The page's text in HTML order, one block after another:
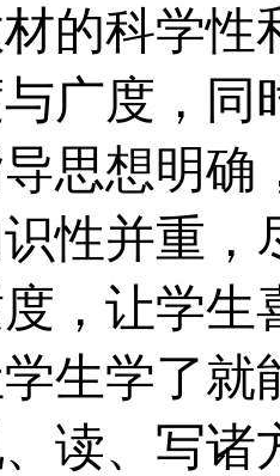
的科学性
广度，同
思想明确
性并重，
，让学生
生学了就
读、写诸